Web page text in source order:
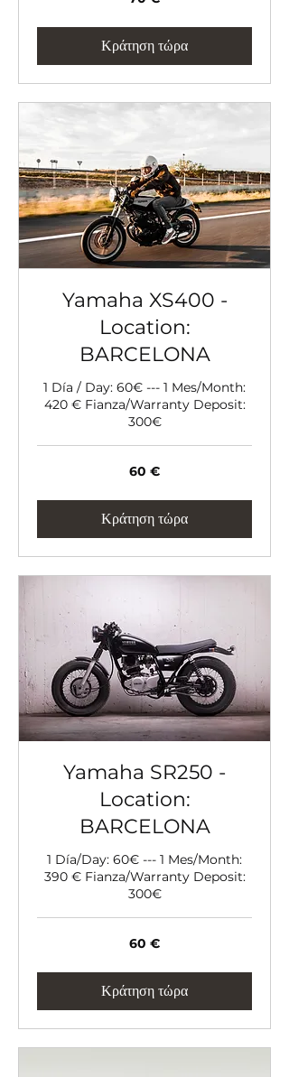
Κράτηση τώρα
Yamaha XS400 -
Location:
BARCELONA
1 Día / Day: 60€ --- 1 Mes/Month:
420 € Fianza/Warranty Deposit:
300€
60 €
Κράτηση τώρα
Yamaha SR250 -
Location:
BARCELONA
1 Día/Day: 60€ --- 1 Mes/Month:
390 € Fianza/Warranty Deposit:
300€
60 €
Κράτηση τώρα